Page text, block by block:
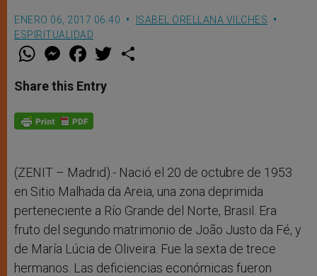
ENERO 06, 2017 06:40
ISABEL ORELLANA VILCHES
ESPIRITUALIDAD
W
t
s
p
p
M
e
s
e
g
e
F
a
e
b
o
k
w
Share this Entry
(ZENIT – Madrid).- Nació el 20 de octubre de 1953
en Sitio Malhada da Areia, una zona deprimida
perteneciente a Río Grande del Norte, Brasil. Era
fruto del segundo matrimonio de João Justo da Fé, y
de María Lúcia de Oliveira. Fue la sexta de trece
hermanos. Las deficiencias económicas fueron